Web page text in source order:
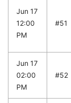
Jun 17
12:00
PM
#51
Jun 17
02:00
PM
#52